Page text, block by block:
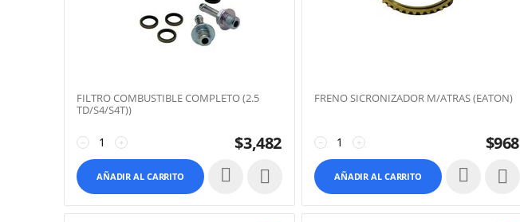
FILTRO COMBUSTIBLE COMPLETO (2.5
TD/S4/S4T))
+
− $3,482
AÑADIR AL CARRITO 
FRENO SICRONIZADOR M/ATRAS (EATON)
+
− $968
AÑADIR AL CARRITO 